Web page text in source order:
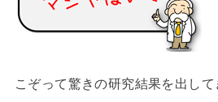
こぞって驚きの研究結果を出して